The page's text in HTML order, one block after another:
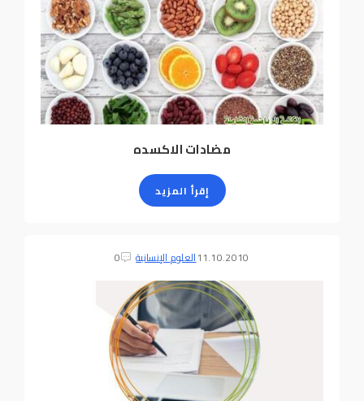
مضادات الاكسده
إقرأ المزيد
11.10.2010العلوم الإنسانية 0